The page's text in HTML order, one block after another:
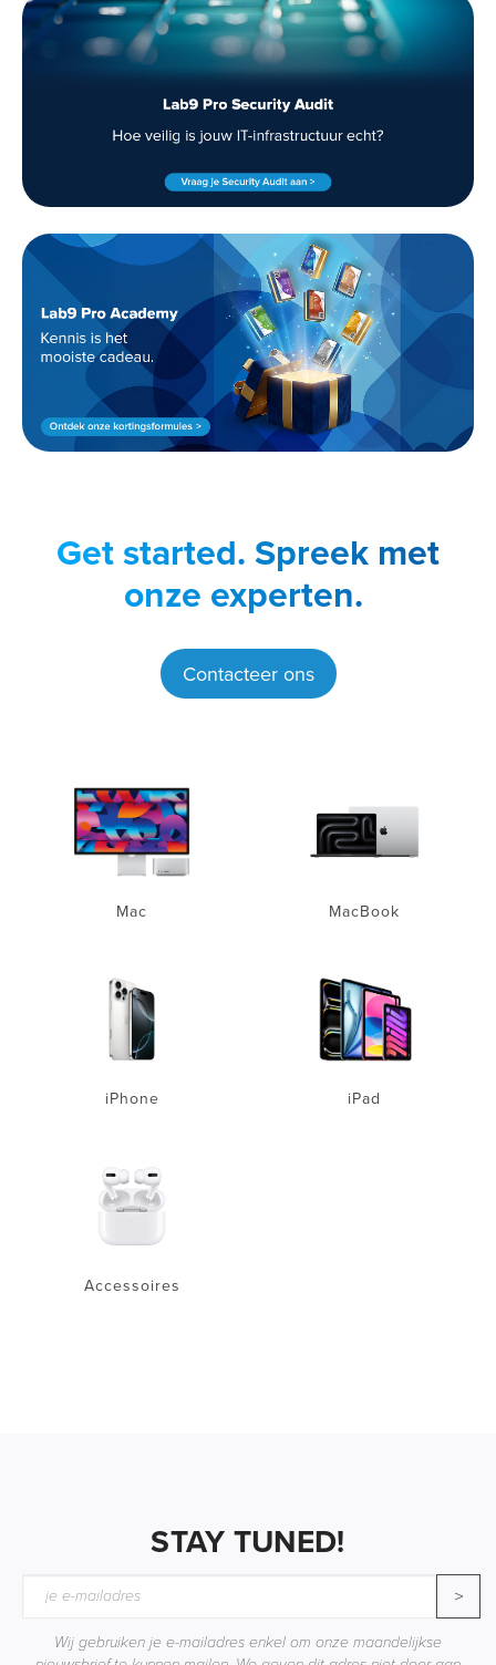
Get started.Spreek met
onze experten.
Contacteer ons
Mac MacBook
iPhone iPad
Accessoires
STAY TUNED!
>
Wij gebruiken je e-mailadres enkel om onze maandelijkse